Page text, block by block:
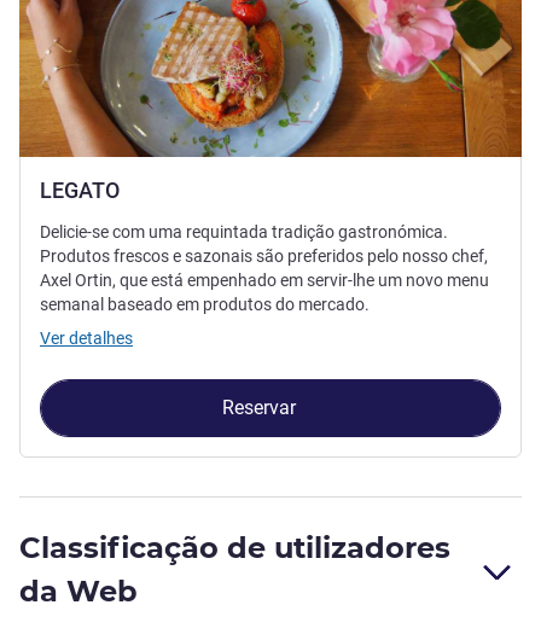
LEGATO
Delicie-se com uma requintada tradição gastronómica.
Produtos frescos e sazonais são preferidos pelo nosso chef,
Axel Ortin, que está empenhado em servir-lhe um novo menu
semanal baseado em produtos do mercado.
Ver detalhes
Reservar
Classificação de utilizadores
da Web